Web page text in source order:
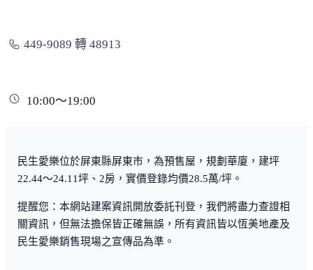
449-9089 轉 48913
10:00～19:00
民生愛樂位於屏東縣屏東市，為預售屋，規劃華廈，建坪
22.44～24.11坪、2房，實價登錄均價28.5萬/坪。
提醒您：本網站建案資訊開放委託刊登，我們將盡力查證相
關資訊，但無法擔保皆正確無誤，所有資訊皆以恆美地產及
民生愛樂銷售現場之宣傳品為準。